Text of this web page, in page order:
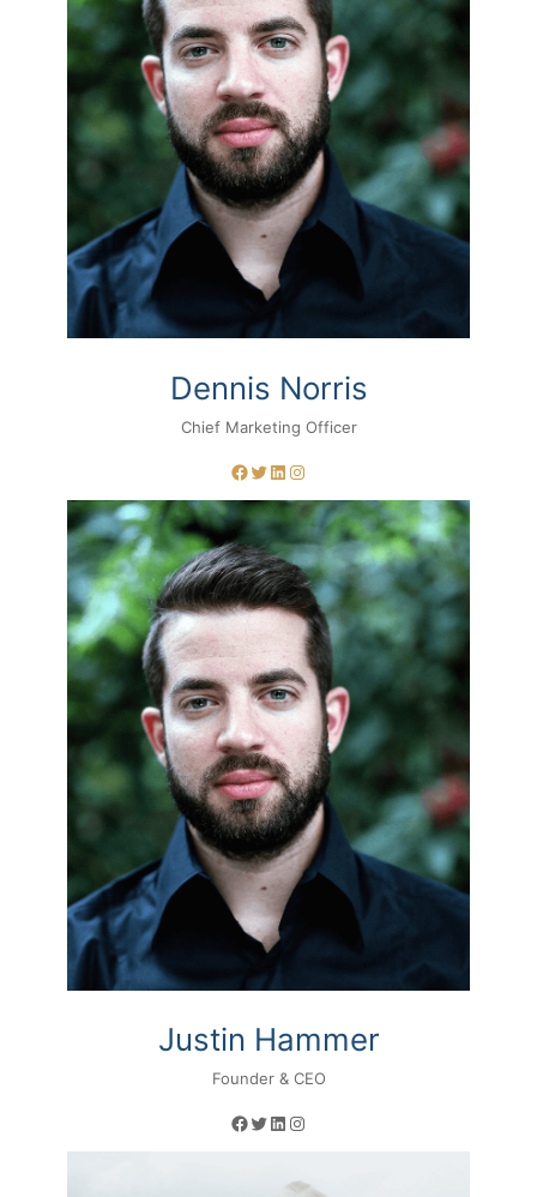
Dennis Norris
Chief Marketing Officer
Facebook Twitter LinkedIn Instagram
Justin Hammer
Founder & CEO
Facebook Twitter LinkedIn Instagram